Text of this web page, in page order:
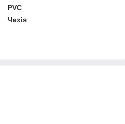
PVC
Чехія